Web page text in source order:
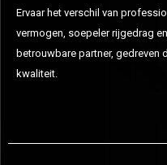
Ervaar het verschil van
vermogen, soepeler rijgedrag
betrouwbare partner, gedreven
kwaliteit.